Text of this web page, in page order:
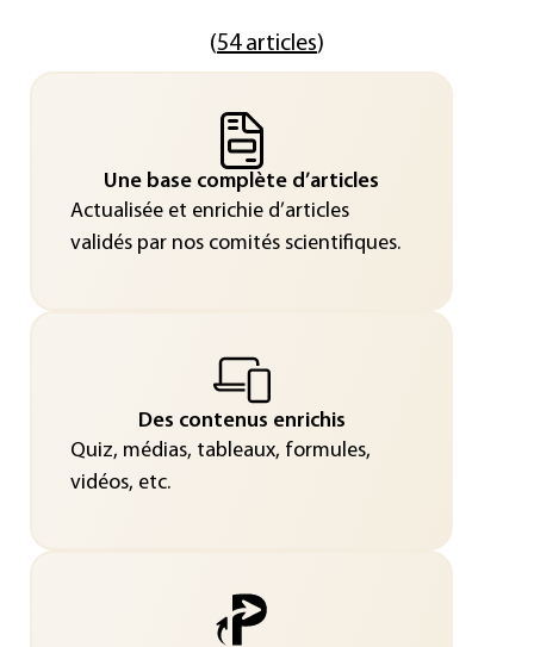
(54 articles)
Une base complète d’articles
Actualisée et enrichie d’articles
validés par nos comités scientifiques.
Des contenus enrichis
Quiz, médias, tableaux, formules,
vidéos, etc.